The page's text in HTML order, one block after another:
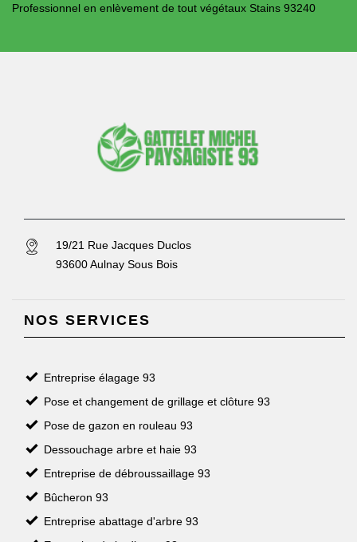
Professionnel en enlèvement de tout végétaux Stains 93240
19/21 Rue Jacques Duclos
93600 Aulnay Sous Bois
NOS SERVICES
Entreprise élagage 93
Pose et changement de grillage et clôture 93
Pose de gazon en rouleau 93
Dessouchage arbre et haie 93
Entreprise de débroussaillage 93
Bûcheron 93
Entreprise abattage d'arbre 93